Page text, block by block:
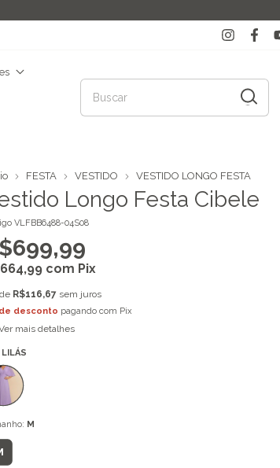
FESTA VESTIDO VESTIDO LONGO FESTA
Longo Festa Cibele
VLFBB6488-04S08
com Pix
R$116,67 sem juros
desconto pagando com Pix
mais detalhes
LILÁS
M